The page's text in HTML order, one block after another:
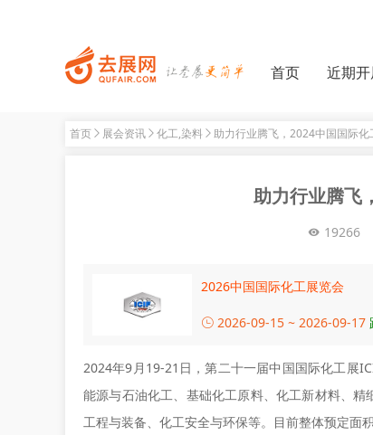
首页 近期
首页 展会资讯 化工,染料 助力行业腾飞，2024中国国际化
助力行业腾飞
19266
2026中国国际化工展览会
2026-09-15 ~ 2026-09-17
2024年9月19-21日，第二十一届中国国际化工展
能源与石油化工、基础化工原料、化工新材料、
工程与装备、化工安全与环保等。目前整体预定面